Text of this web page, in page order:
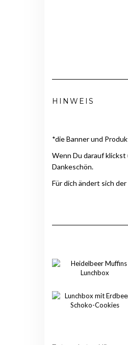
HINWEIS
*die Banner und
Wenn Du darauf
Dankeschön.
Für dich ändert sich